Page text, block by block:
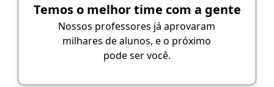
Temos o melhor time com a gente
Nossos professores já aprovaram
milhares de alunos, e o próximo
pode ser você.